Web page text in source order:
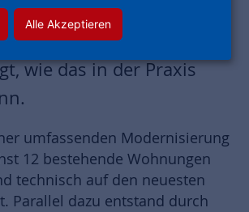
schaffen. Ein aktuelles
in Mörfelden-
wie das in der Praxis
umfassenden Modernisierung
12 bestehende Wohnungen
technisch auf den neuesten
Parallel dazu entstand durch
Alle Akzeptieren